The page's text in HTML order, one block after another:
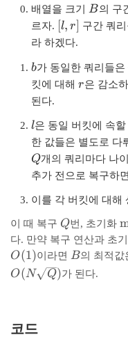
}
{
k
}
)
t
,
r
t
)
배열을 크기 B
B의 구
르자. [
l
r
]
[l, r] 구간 쿼
라 하겠다.
b
b가 동일한 쿼리들은
킷에 대해 r
r은 감소
된다.
l
l은 동일 버킷에 속
한 값들은 별도로 다
Q개의 쿼리마다 나
추가 전으로 복구하
이를 각 버킷에 대해
이 때 복구 Q
Q번, 초기화 \
다. 만약 복구 연산과 초
O(1)이라면 B
B의 최적값
O(N Q)가 된다.
코드